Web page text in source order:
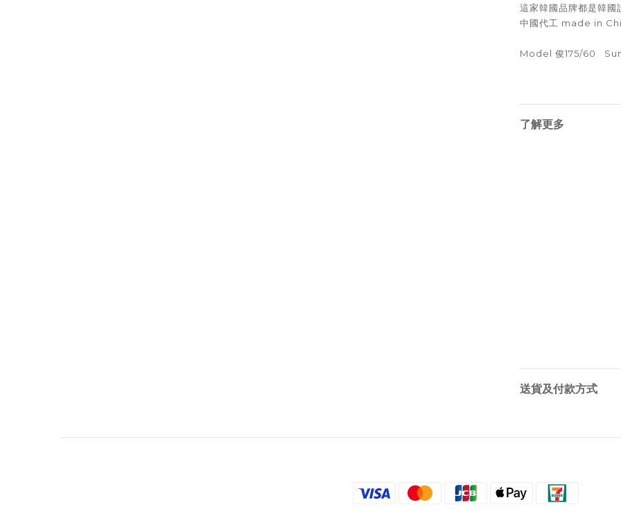
這家韓國品牌都是韓國
中國代工 made in
Model 俊175/60
了解更多
送貨及付款方式